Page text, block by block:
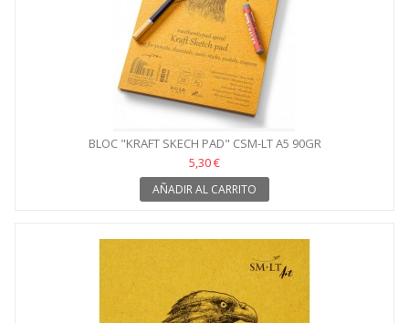
BLOC "KRAFT SKECH PAD" CSM-LT A5 90GR
5,30 €
AÑADIR AL CARRITO